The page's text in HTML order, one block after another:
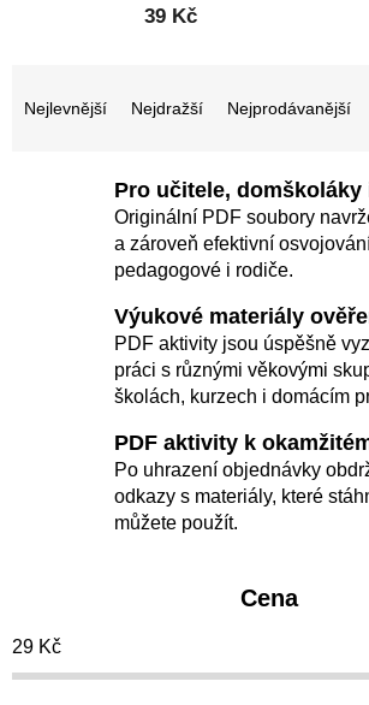
39 Kč
aNejlevnější Nejdražší Nejprodávanější
Pro učitele, domškoláky
Originální PDF soubory
a zároveň efektivní
pedagogové i rodiče.
Výukové materiály
PDF aktivity jsou úspěšně
práci s různými věkovými
školách, kurzech i domácím
PDF aktivity k
Po uhrazení objednávky
odkazy s materiály, které
můžete použít.
Cena
29 Kč